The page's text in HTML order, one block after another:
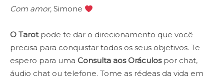
Com amor, Simone
O Tarotpode te dar o direcionamento que você
precisa para conquistar todos os seus objetivos. Te
espero para uma Consulta aos Oráculospor chat,
áudio chat ou telefone. Tome as rédeas da vida em